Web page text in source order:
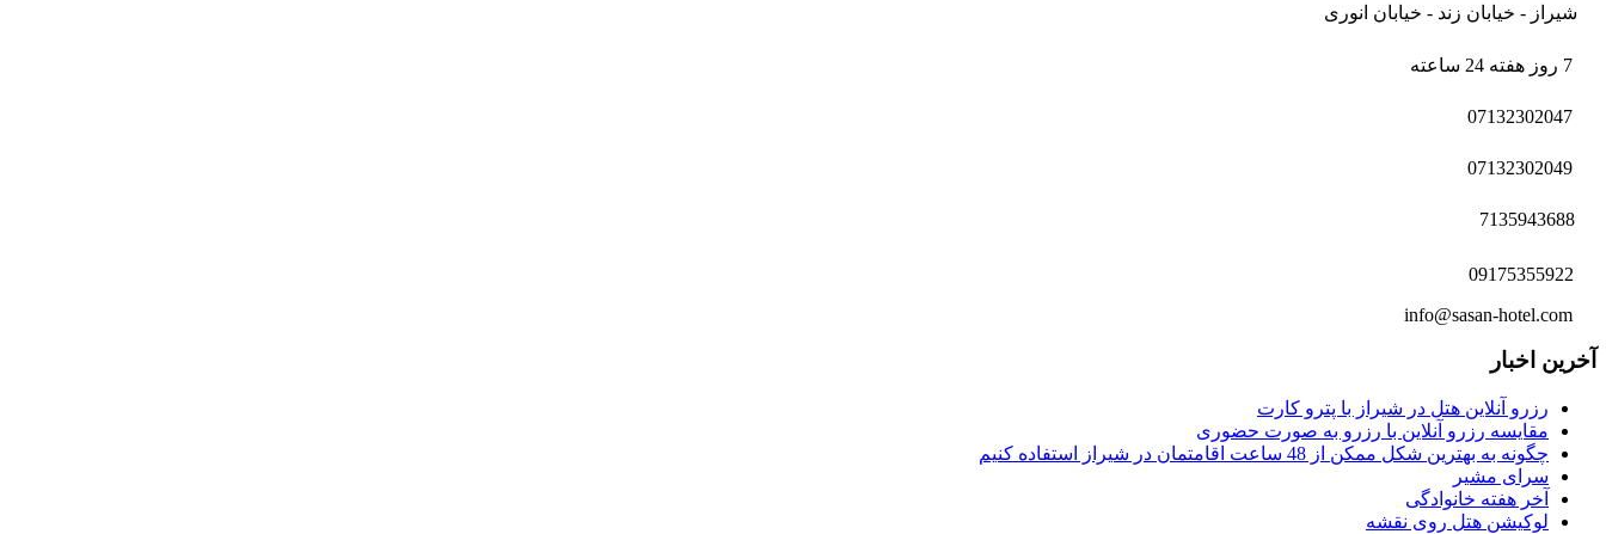
شیراز - خیابان زند - خیابان انوری
آخرین اخبار
رزرو آنلاین هتل در شیراز با پترو کارت
مقایسه رزرو آنلاین با رزرو به صورت حضوری
چگونه به بهترین شکل ممکن از 48 ساعت اقامتمان در شیراز استفاده کنیم
سرای مشیر
آخر هفته خانوادگی
لوکیشن هتل روی نقشه